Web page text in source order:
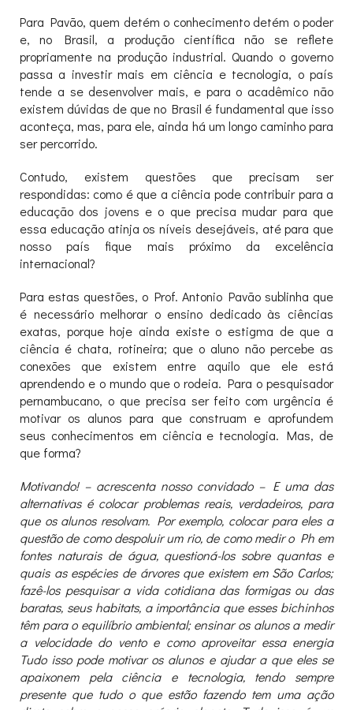
Para Pavão, quem detém o conhecimento detém o poder
e, no Brasil, a produção científica não se reflete
propriamente na produção industrial. Quando o governo
passa a investir mais em ciência e tecnologia, o país
tende a se desenvolver mais, e para o acadêmico não
existem dúvidas de que no Brasil é fundamental que isso
aconteça, mas, para ele, ainda há um longo caminho para
ser percorrido.
Contudo, existem questões que precisam ser
respondidas: como é que a ciência pode contribuir para a
educação dos jovens e o que precisa mudar para que
essa educação atinja os níveis desejáveis, até para que
nosso país fique mais próximo da excelência
internacional?
Para estas questões, o Prof. Antonio Pavão sublinha que
é necessário melhorar o ensino dedicado às ciências
exatas, porque hoje ainda existe o estigma de que a
ciência é chata, rotineira; que o aluno não percebe as
conexões que existem entre aquilo que ele está
aprendendo e o mundo que o rodeia. Para o pesquisador
pernambucano, o que precisa ser feito com urgência é
motivar os alunos para que construam e aprofundem
seus conhecimentos em ciência e tecnologia. Mas, de
que forma?
Motivando! – acrescenta nosso convidado – E uma das
alternativas é colocar problemas reais, verdadeiros, para
que os alunos resolvam. Por exemplo, colocar para eles a
questão de como despoluir um rio, de como medir o Ph em
fontes naturais de água, questioná-los sobre quantas e
quais as espécies de árvores que existem em São Carlos;
fazê-los pesquisar a vida cotidiana das formigas ou das
baratas, seus habitats, a importância que esses bichinhos
têm para o equilíbrio ambiental; ensinar os alunos a medir
a velocidade do vento e como aproveitar essa energia
Tudo isso pode motivar os alunos e ajudar a que eles se
apaixonem pela ciência e tecnologia, tendo sempre
presente que tudo o que estão fazendo tem uma ação